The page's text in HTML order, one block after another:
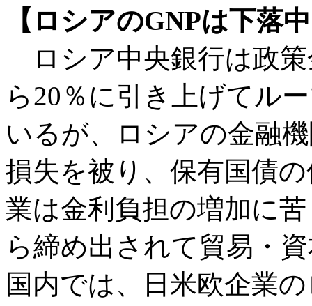
【ロシアのGNPは下落
ロシア中央銀行は政
ら20％に引き上げてル
いるが、ロシアの金融
損失を被り、保有国債
業は金利負担の増加に
ら締め出されて貿易・
国内では、日米欧企業